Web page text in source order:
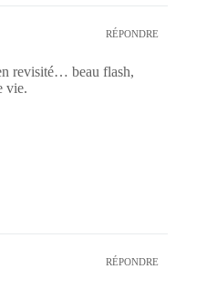
RÉPONDRE
revisité… beau flash,
vie.
RÉPONDRE